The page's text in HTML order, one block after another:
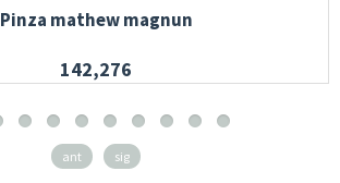
Pinza mathew magnun
142,276
ant sig